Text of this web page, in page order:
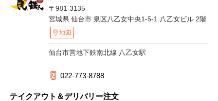
〒981-3135
宮城県 仙台市 泉区八乙女中央1-5-1 八乙女ビル 2階
地図
仙台市営地下鉄南北線 八乙女駅
022-773-8788
テイクアウト＆デリバリー注文